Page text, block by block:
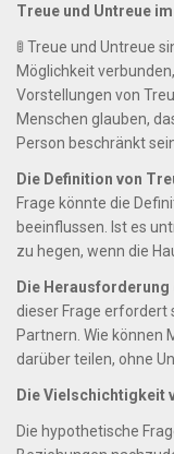
Treue und Untreue
🚦 Treue und Untreue
Möglichkeit
Vorstellungen von
Menschen glauben,
Person beschränkt
Die Definition von
Frage könnte die
beeinflussen. Ist es
zu hegen, wenn die
Die
dieser Frage erfordert
Partnern. Wie können
darüber teilen, ohne
Die Vielschichtigkeit
Die hypothetische